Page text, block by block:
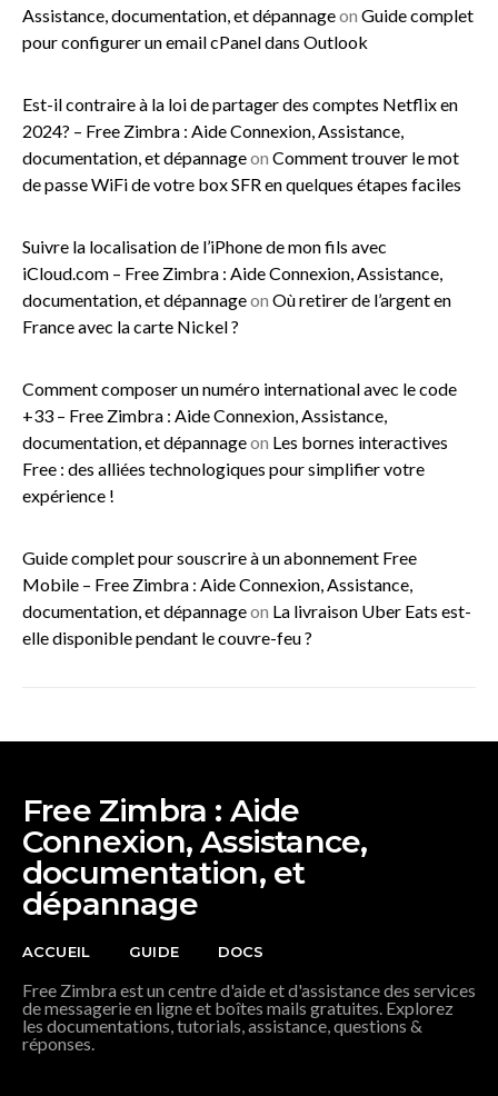
Assistance, documentation, et dépannageon Guide complet
pour configurer un email cPanel dans Outlook
Est-il contraire à la loi de partager des comptes Netflix en
2024? – Free Zimbra : Aide Connexion, Assistance,
documentation, et dépannageon Comment trouver le mot
de passe WiFi de votre box SFR en quelques étapes faciles
Suivre la localisation de l’iPhone de mon fils avec
iCloud.com – Free Zimbra : Aide Connexion, Assistance,
documentation, et dépannageon Où retirer de l’argent en
France avec la carte Nickel ?
Comment composer un numéro international avec le code
+33 – Free Zimbra : Aide Connexion, Assistance,
documentation, et dépannageon Les bornes interactives
Free : des alliées technologiques pour simplifier votre
expérience !
Guide complet pour souscrire à un abonnement Free
Mobile – Free Zimbra : Aide Connexion, Assistance,
documentation, et dépannageon La livraison Uber Eats est-
elle disponible pendant le couvre-feu ?
Free Zimbra : Aide
Connexion, Assistance,
documentation, et
dépannage
ACCUEIL GUIDE DOCS
Free Zimbra est un centre d'aide et d'assistance des services
de messagerie en ligne et boîtes mails gratuites. Explorez
les documentations, tutorials, assistance, questions &
réponses.